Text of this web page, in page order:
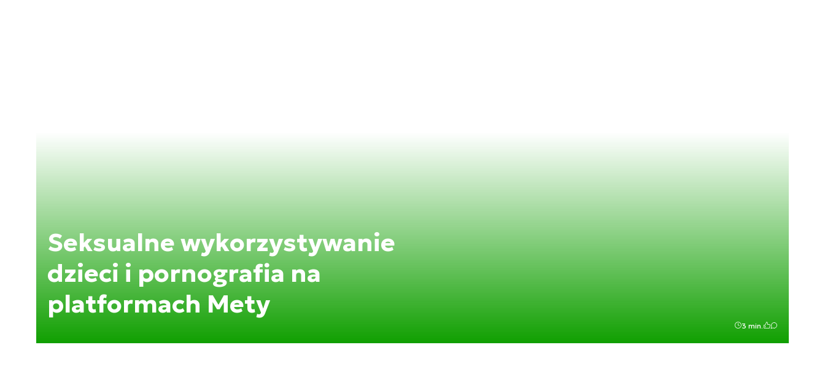
Seksualne wykorzystywanie
dzieci i pornografia na
platformach Mety
3 min.